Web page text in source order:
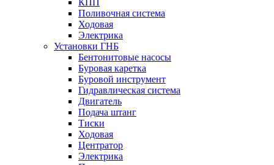
КПП
Поливочная система
Ходовая
Электрика
Установки ГНБ
Бентонитовые насосы
Буровая каретка
Буровой инструмент
Гидравлическая система
Двигатель
Подача штанг
Тиски
Ходовая
Центратор
Электрика